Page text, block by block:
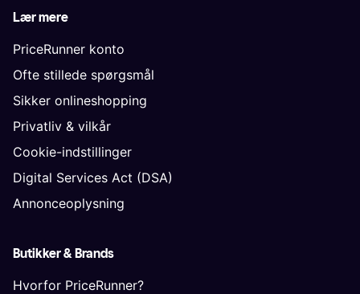
Lær mere
PriceRunner konto
Ofte stillede spørgsmål
Sikker onlineshopping
Privatliv & vilkår
Cookie-indstillinger
Digital Services Act (DSA)
Annonceoplysning
Butikker & Brands
Hvorfor PriceRunner?